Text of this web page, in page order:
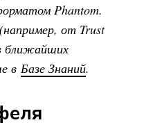
Phantom.
от Trust
ближайших
в Базе Знаний.